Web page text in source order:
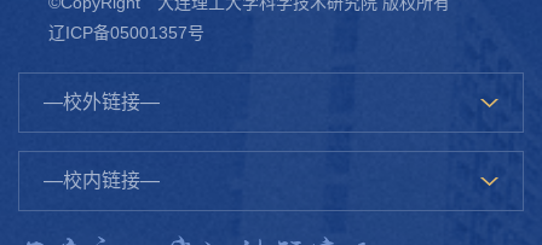
辽ICP备05001357号
—校外链接—
—校内链接—